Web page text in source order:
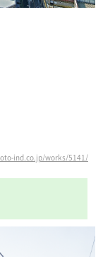
ind.co.jp/works/5141/）